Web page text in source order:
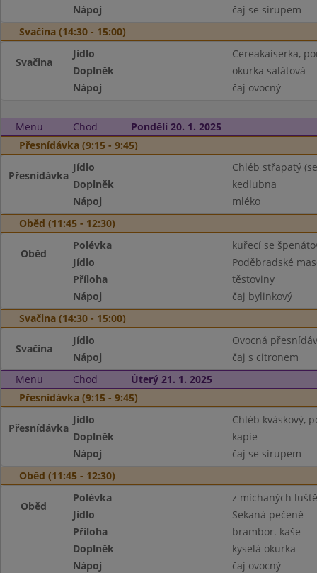
Nápoj
čaj se sirupem
Svačina (14:30 - 15:00)
Svačina
Jídlo
Cereakaiserka,
Doplněk
okurka salátová
Nápoj
čaj ovocný
Menu Chod
Pondělí 20. 1. 2025
Přesnídávka (9:15 - 9:45)
Přesnídávka
Jídlo
Chléb střapatý
Doplněk
kedlubna
Nápoj
mléko
Oběd (11:45 - 12:30)
Oběd
Polévka
kuřecí se
Jídlo
Poděbradské
Příloha
těstoviny
Nápoj
čaj bylinkový
Svačina (14:30 - 15:00)
Svačina
Jídlo
Ovocná
Nápoj
čaj s citronem
Menu
Chod
Úterý 21. 1. 2025
Přesnídávka (9:15 - 9:45)
Přesnídávka
Jídlo
Chléb kváskový,
Doplněk
kapie
Nápoj
čaj se sirupem
Oběd (11:45 - 12:30)
Oběd
Polévka
z míchaných
Jídlo
Sekaná pečeně
Příloha
brambor. kaše
Doplněk
kyselá okurka
Nápoj
čaj ovocný